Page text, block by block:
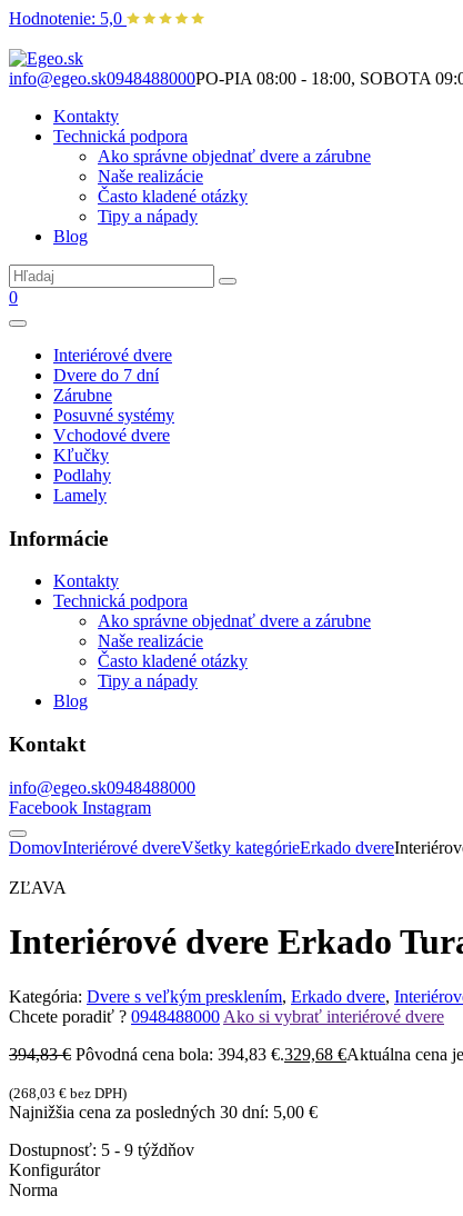
Hodnotenie: 5,0
info@egeo.sk0948488000PO-PIA 08:00 - 18:00, SOBOTA
Kontakty
Technická podpora
Ako správne objednať dvere a zárubne
Naše realizácie
Často kladené otázky
Tipy a nápady
Blog
0
Interiérové dvere
Dvere do 7 dní
Zárubne
Posuvné systémy
Vchodové dvere
Kľučky
Podlahy
Lamely
Informácie
Kontakty
Technická podpora
Ako správne objednať dvere a zárubne
Naše realizácie
Často kladené otázky
Tipy a nápady
Blog
Kontakt
info@egeo.sk0948488000
Facebook Instagram
DomovInteriérové dvereVšetky kategórieErkado dvere
ZĽAVA
Interiérové dvere Erkado
Kategória: Dvere s veľkým presklením, Erkado dvere,
Chcete poradiť ? 0948488000 Ako si vybrať interiérové dvere
394,83€ Pôvodná cena bola: 394,83 €.329,68 €Aktuálna cena
(268,03 € bez DPH)
Najnižšia cena za posledných 30 dní: 5,00 €
Dostupnosť: 5 - 9 týždňov
Konfigurátor
Norma